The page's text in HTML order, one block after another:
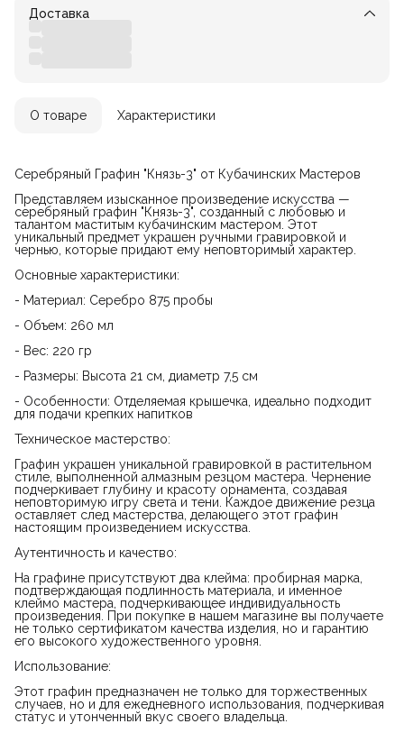
Доставка
О товаре Характеристики
Серебряный Графин "Князь-3" от Кубачинских Мастеров
Представляем изысканное произведение искусства —
серебряный графин "Князь-3", созданный с любовью и
талантом маститым кубачинским мастером. Этот
уникальный предмет украшен ручными гравировкой и
чернью, которые придают ему неповторимый характер.
Основные характеристики:
- Материал: Серебро 875 пробы
- Объем: 260 мл
- Вес: 220 гр
- Размеры: Высота 21 см, диаметр 7,5 см
- Особенности: Отделяемая крышечка, идеально подходит
для подачи крепких напитков
Техническое мастерство:
Графин украшен уникальной гравировкой в растительном
стиле, выполненной алмазным резцом мастера. Чернение
подчеркивает глубину и красоту орнамента, создавая
неповторимую игру света и тени. Каждое движение резца
оставляет след мастерства, делающего этот графин
настоящим произведением искусства.
Аутентичность и качество:
На графине присутствуют два клейма: пробирная марка,
подтверждающая подлинность материала, и именное
клеймо мастера, подчеркивающее индивидуальность
произведения. При покупке в нашем магазине вы получаете
не только сертификатом качества изделия, но и гарантию
его высокого художественного уровня.
Использование:
Этот графин предназначен не только для торжественных
случаев, но и для ежедневного использования, подчеркивая
статус и утонченный вкус своего владельца.